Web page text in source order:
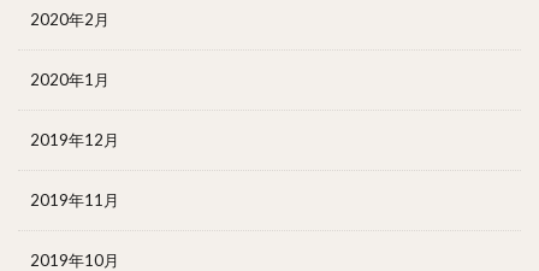
2020年2月
2020年1月
2019年12月
2019年11月
2019年10月